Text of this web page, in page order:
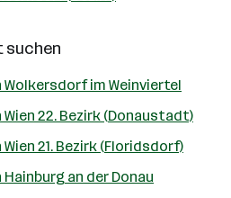
suchen
Wolkersdorf im Weinviertel
Wien 22. Bezirk (Donaustadt)
21. Bezirk (Floridsdorf)
an der Donau